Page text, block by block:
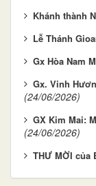
Khánh thành
Lễ Thánh
Gx Hòa Nam
Gx. Vinh
(24/06/2026)
GX Kim Mai:
(24/06/2026)
THƯ MỜI của